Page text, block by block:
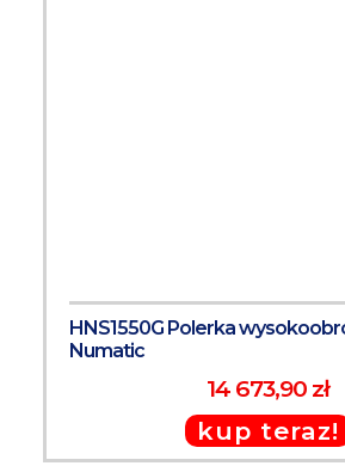
HNS1550G Polerka
Numatic
14 673,90 zł
kup teraz!